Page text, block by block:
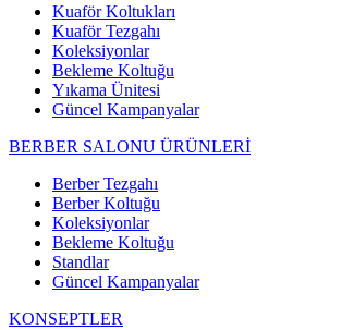
Kuaför Koltukları
Kuaför Tezgahı
Koleksiyonlar
Bekleme Koltuğu
Yıkama Ünitesi
Güncel Kampanyalar
BERBER SALONU ÜRÜNLERİ
Berber Tezgahı
Berber Koltuğu
Koleksiyonlar
Bekleme Koltuğu
Standlar
Güncel Kampanyalar
KONSEPTLER